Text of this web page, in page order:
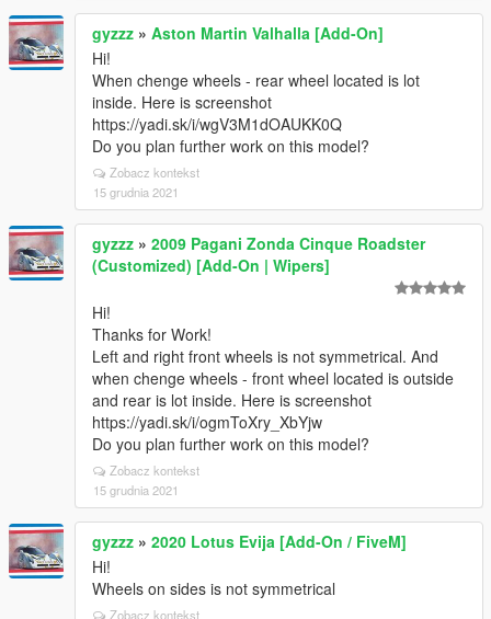
gyzzz » Aston Martin Valhalla [Add-On]
Hi!
When chenge wheels - rear wheel located is lot
inside. Here is screenshot
https://yadi.sk/i/wgV3M1dOAUKK0Q
Do you plan further work on this model?
Zobacz kontekst
15 grudnia 2021
gyzzz » 2009 Pagani Zonda Cinque Roadster
(Customized) [Add-On | Wipers]
Hi!
Thanks for Work!
Left and right front wheels is not symmetrical. And
when chenge wheels - front wheel located is outside
and rear is lot inside. Here is screenshot
https://yadi.sk/i/ogmToXry_XbYjw
Do you plan further work on this model?
Zobacz kontekst
15 grudnia 2021
gyzzz » 2020 Lotus Evija [Add-On / FiveM]
Hi!
Wheels on sides is not symmetrical
Zobacz kontekst